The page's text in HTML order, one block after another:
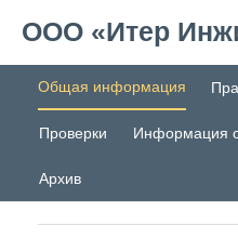
ООО «Итер
Общая информация
Проверки Информация
Архив